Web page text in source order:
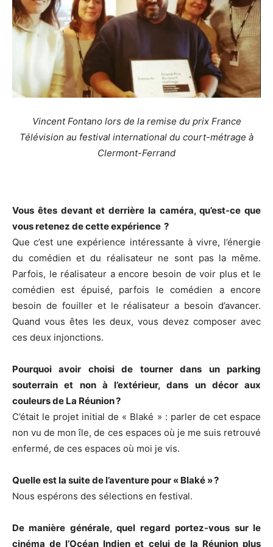
Vincent Fontano lors de la remise du prix France
Télévision au festival international du court-métrage à
Clermont-Ferrand
Vous êtes devant et derrière la caméra, qu’est-ce que
vous retenez de cette expérience ?
Que c’est une expérience intéressante à vivre, l’énergie
du comédien et du réalisateur ne sont pas la même.
Parfois, le réalisateur a encore besoin de voir plus et le
comédien est épuisé, parfois le comédien a encore
besoin de fouiller et le réalisateur a besoin d’avancer.
Quand vous êtes les deux, vous devez composer avec
ces deux injonctions.
Pourquoi avoir choisi de tourner dans un parking
souterrain et non à l’extérieur, dans un décor aux
couleurs de La Réunion ?
C’était le projet initial de « Blaké » : parler de cet espace
non vu de mon île, de ces espaces où je me suis retrouvé
enfermé, de ces espaces où moi je vis.
Quelle est la suite de l’aventure pour « Blaké » ?
Nous espérons des sélections en festival.
De manière générale, quel regard portez-vous sur le
cinéma de l’Océan Indien et celui de la Réunion plus